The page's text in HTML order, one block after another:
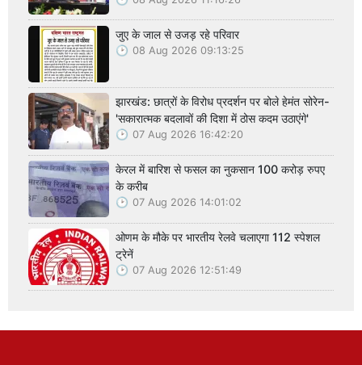
जुए के जाल से उजड़ रहे परिवार
08 Aug 2026 09:13:25
झारखंड: छात्रों के विरोध प्रदर्शन पर बोले हेमंत सोरेन-
'सकारात्मक बदलावों की दिशा में ठोस कदम उठाएंगे'
07 Aug 2026 16:42:20
केरल में बारिश से फसल का नुकसान 100 करोड़ रुपए
के करीब
07 Aug 2026 14:01:02
ओणम के मौके पर भारतीय रेलवे चलाएगा 112 स्पेशल
ट्रेनें
07 Aug 2026 12:51:49